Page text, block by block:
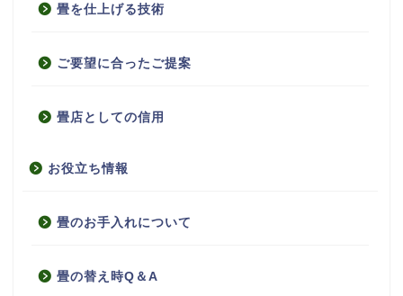
畳を仕上げる技術
ご要望に合ったご提案
畳店としての信用
お役立ち情報
畳のお手入れについて
畳の替え時Q＆A